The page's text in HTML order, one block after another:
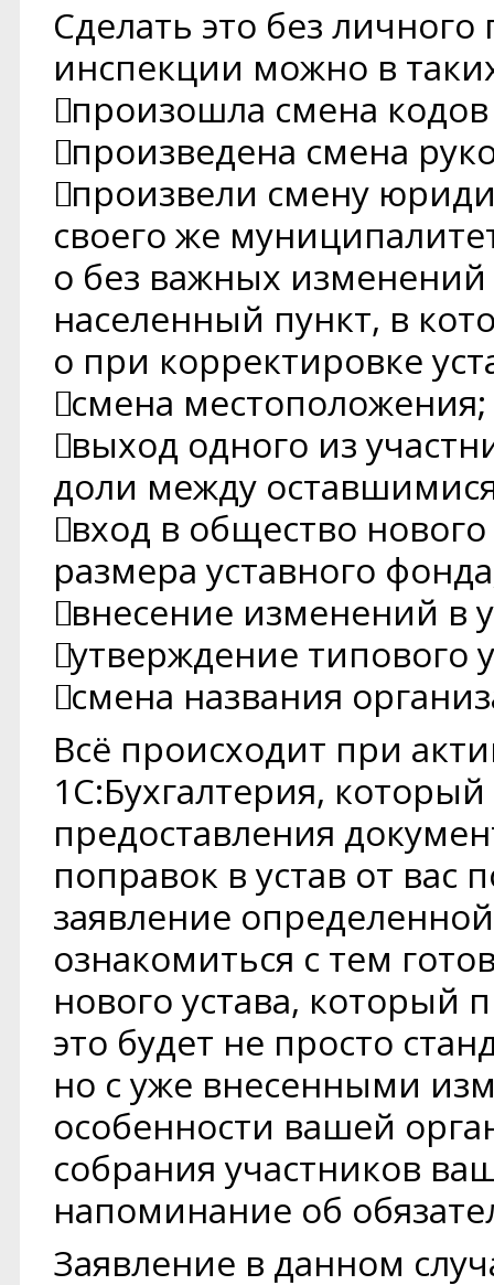
Сделать это без
инспекции можно в
произошла смена
произведена смена
произвели смену
своего же
o без важных изменений
населенный пункт, в
o при корректировке
смена местоположения;
выход одного из
доли между
вход в общество
размера уставного
внесение изменений в
утверждение типового
смена названия
Всё происходит при
1С:Бухгалтерия,
предоставления
поправок в устав от вас
заявление
ознакомиться с тем
нового устава,
это будет не просто
но с уже внесенными
особенности вашей
собрания участников
напоминание об
Заявление в данном